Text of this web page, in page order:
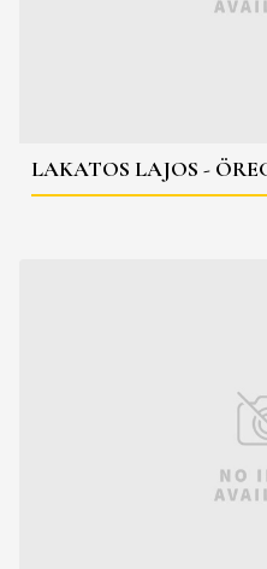
LAKATOS LAJOS -